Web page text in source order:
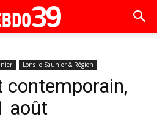
Lons le Saunier & Région
contemporain,
août